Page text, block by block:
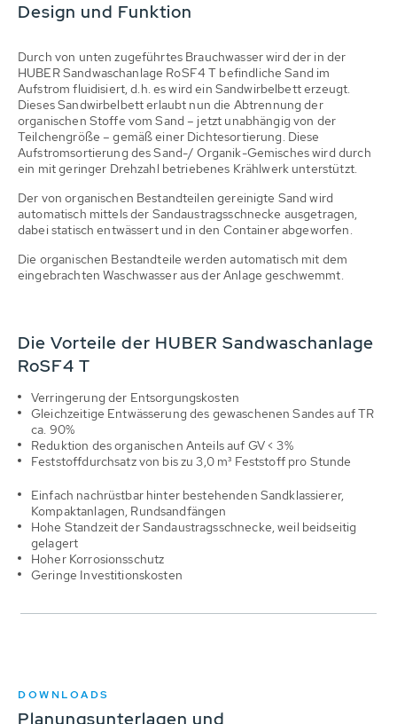
Design und Funktion
Durch von unten zugeführtes Brauchwasser wird der in der
HUBER Sandwaschanlage RoSF4 T befindliche Sand im
Aufstrom fluidisiert, d.h. es wird ein Sandwirbelbett erzeugt.
Dieses Sandwirbelbett erlaubt nun die Abtrennung der
organischen Stoffe vom Sand – jetzt unabhängig von der
Teilchengröße – gemäß einer Dichtesortierung. Diese
Aufstromsortierung des Sand-/ Organik-Gemisches wird durch
ein mit geringer Drehzahl betriebenes Krählwerk unterstützt.
Der von organischen Bestandteilen gereinigte Sand wird
automatisch mittels der Sandaustragsschnecke ausgetragen,
dabei statisch entwässert und in den Container abgeworfen.
Die organischen Bestandteile werden automatisch mit dem
eingebrachten Waschwasser aus der Anlage geschwemmt.
Die Vorteile der HUBER Sandwaschanlage
RoSF4 T
Verringerung der Entsorgungskosten
Gleichzeitige Entwässerung des gewaschenen Sandes auf TR
ca. 90%
Reduktion des organischen Anteils auf GV < 3%
Feststoffdurchsatz von bis zu 3,0 m³ Feststoff pro Stunde
Einfach nachrüstbar hinter bestehenden Sandklassierer,
Kompaktanlagen, Rundsandfängen
Hohe Standzeit der Sandaustragsschnecke, weil beidseitig
gelagert
Hoher Korrosionsschutz
Geringe Investitionskosten
DOWNLOADS
Planungsunterlagen und